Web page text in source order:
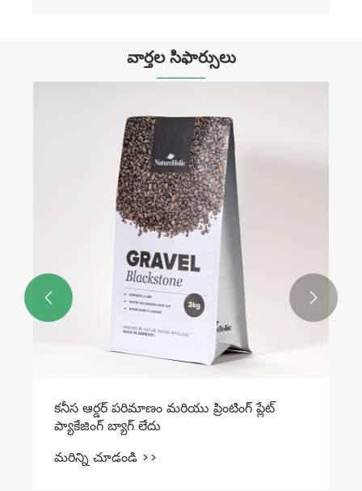
వార్తల సిఫార్సులు
చెక్క కత్తులు టేబుల్‌వేర్ మార్కెట్లో ప్రత్యేకమైన
స్థానాన్ని ఎలా ఆక్రమించగలవు?
మరిన్ని చూడండి >>
 